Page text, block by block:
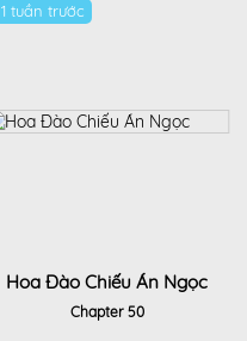
1 tuần trước
Hoa Đào Chiếu Án Ngọc
Chapter 50